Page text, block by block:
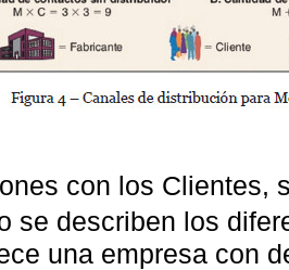
con los Clientes,
se describen los
una empresa con